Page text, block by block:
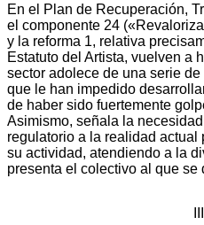
En el Plan de Recuperación,
el componente 24
y la reforma 1, relativa
Estatuto del Artista, vuelven a
sector adolece de una serie
que le han impedido
de haber sido fuertemente
Asimismo, señala la
regulatorio a la realidad
su actividad, atendiendo a la
presenta el colectivo al que se